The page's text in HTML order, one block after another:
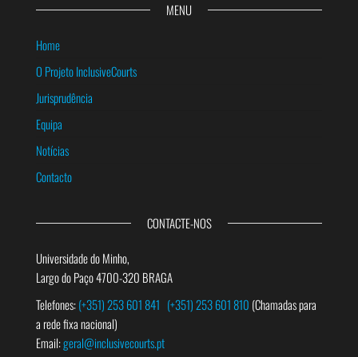
MENU
Home
O Projeto InclusiveCourts
Jurisprudência
Equipa
Notícias
Contacto
CONTACTE-NOS
Universidade do Minho,
Largo do Paço 4700-320 BRAGA
Telefones:(+351) 253 601 841 (+351) 253 601 810 (Chamadas para
a rede fixa nacional)
Email:geral@inclusivecourts.pt